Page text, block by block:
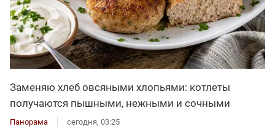
Заменяю хлеб овсяными хлопьями: котлеты
получаются пышными, нежными и сочными
Панорама сегодня, 03:25